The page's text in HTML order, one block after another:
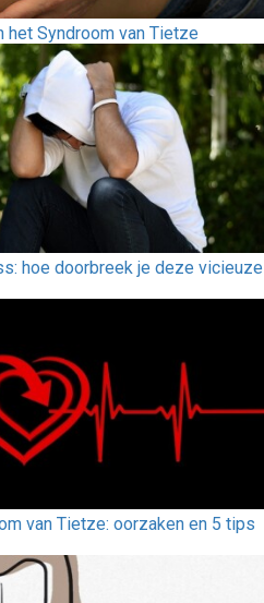
het Syndroom van Tietze
hoe doorbreek je deze vicieuze
van Tietze: oorzaken en 5 tips